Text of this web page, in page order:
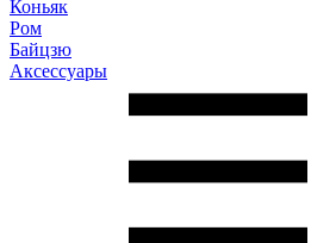
Коньяк
Ром
Байцзю
Аксессуары